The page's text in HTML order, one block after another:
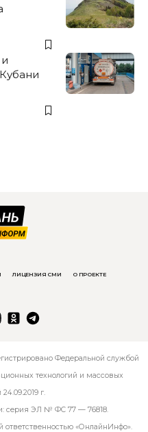
ЛИЦЕНЗИЯ СМИ О ПРОЕКТЕ
Федеральной службой
технологий и массовых
г.
серия ЭЛ № ФС 77 — 76818.
ответственностью «ОнлайнИнфо».